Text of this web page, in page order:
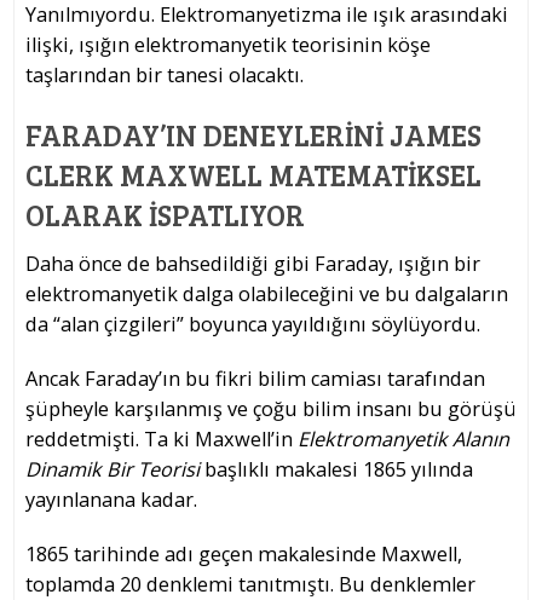
Yanılmıyordu. Elektromanyetizma ile ışık arasındaki
ilişki, ışığın elektromanyetik teorisinin köşe
taşlarından bir tanesi olacaktı.
FARADAY’IN DENEYLERINI JAMES
CLERK MAXWELL MATEMATIKSEL
OLARAK İSPATLIYOR
Daha önce de bahsedildiği gibi Faraday, ışığın bir
elektromanyetik dalga olabileceğini ve bu dalgaların
da “alan çizgileri” boyunca yayıldığını söylüyordu.
Ancak Faraday’ın bu fikri bilim camiası tarafından
şüpheyle karşılanmış ve çoğu bilim insanı bu görüşü
reddetmişti. Ta ki Maxwell’in Elektromanyetik Alanın
Dinamik Bir Teorisibaşlıklı makalesi 1865 yılında
yayınlanana kadar.
1865 tarihinde adı geçen makalesinde Maxwell,
toplamda 20 denklemi tanıtmıştı. Bu denklemler